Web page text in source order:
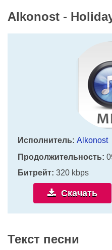
Alkonost -
Исполнитель: Alkonost
Продолжительность:
Битрейт: 320 kbps
Скачать
Текст песни